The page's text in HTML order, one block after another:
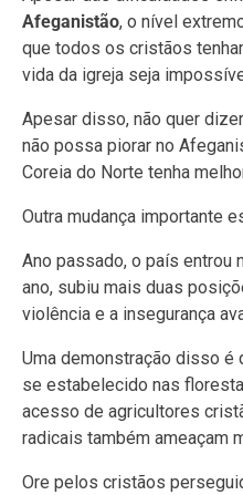
Afeganistão, o nível
que todos os cristãos
vida da igreja seja
Apesar disso, não quer
não possa piorar no
Coreia do Norte tenha
Outra mudança importante
Ano passado, o país entrou
ano, subiu mais duas
violência e a insegurança
Uma demonstração disso
se estabelecido nas
acesso de agricultores
radicais também ameaçam
Ore pelos cristãos